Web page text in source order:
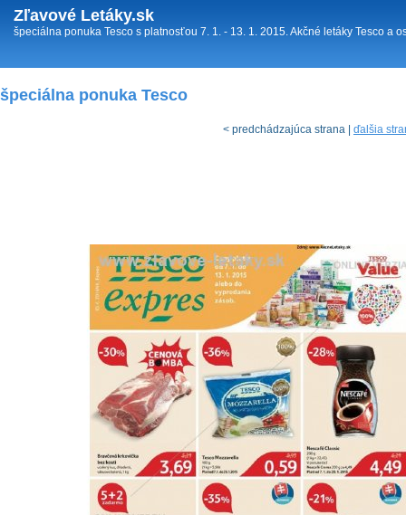
Zľavové Letáky.sk
špeciálna ponuka Tesco s platnosťou 7. 1. - 13. 1. 2015. Akčné letáky Tesco a
špeciálna ponuka Tesco
< predchádzajúca strana | ďalšia